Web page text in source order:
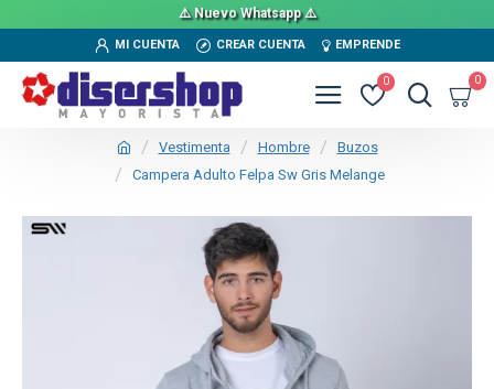
⚠️ Nuevo Whatsapp ⚠️
MI CUENTA CREAR CUENTA EMPRENDE
0 0
Vestimenta Hombre
Buzos
Campera Adulto Felpa Sw Gris Melange
TEXTTRANSPARENTE